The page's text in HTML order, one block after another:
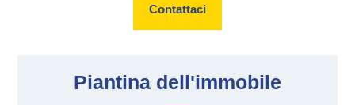
Contattaci
Piantina dell'immobile